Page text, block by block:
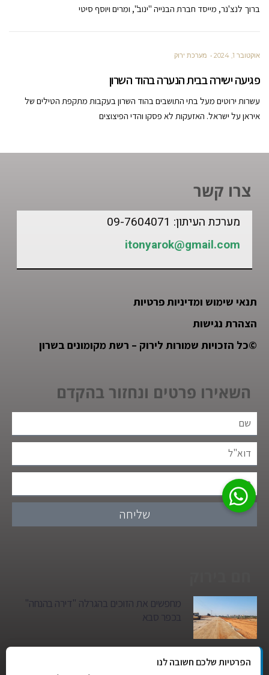
ברוך לנצ'נר, מייסד חברת הבנייה "ינוב", ומרים ויוסף סיטי
אוקטובר 1, 2024 מערכת ירוק
פגיעה ישירה בבית הנערה בהוד השרון
עשרות ירוטים מעל בתי התושבים בהוד השרון בעקבות מתקפת הטילים של
איראן על ישראל. האזעקות לא פסקו והדי הפיצוצים
צרו קשר
מערכת העיתון: 09-7604071
itonyarok@gmail.com
תנאי שימוש ומדיניות פרטיות
הצהרת נגישות
©כל הזכויות שמורות לירוק – רשת מקומונים בשרון
השאירו פרטים ונחזור בהקדם
שליחה
מחפשים את הזוכים בהגרלה "דירה בהנחה"
בכפר סבא
גן הילדים של מרים סיטי יהפוך למגדל מגורים:
סגירת מעגל היסטורית במגדיאל
הפרטיות שלכם חשובה לנו